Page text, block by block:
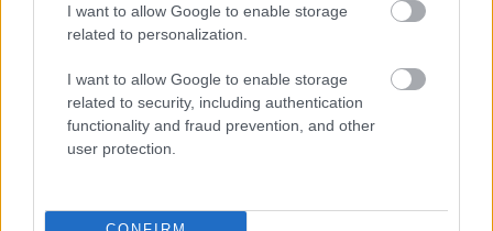
I want to allow Google to enable storage
related to personalization.
I want to allow Google to enable storage
related to security, including authentication
functionality and fraud prevention, and other
user protection.